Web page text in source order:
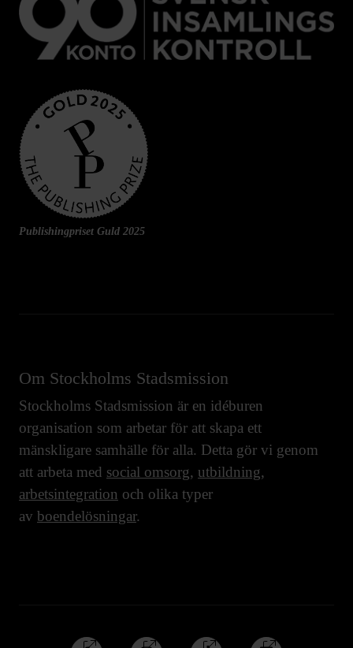
Publishingpriset Guld 2025
Om Stockholms Stadsmission
Stockholms Stadsmission är en idéburen
organisation som arbetar för att skapa ett
mänskligare samhälle för alla. Detta gör vi genom
att arbeta med social omsorg, utbildning,
arbetsintegration och olika typer
av boendelösningar.